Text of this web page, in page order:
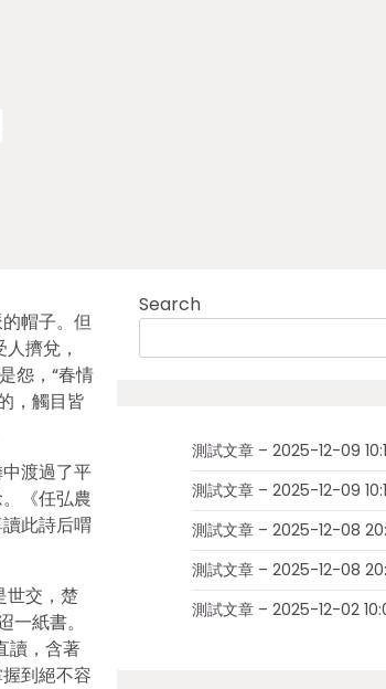
帽子。但
擠兌，
怨，“春情
，觸目皆
渡過了平
《任弘農
此詩后喟
世交，楚
紙書。
讀，含著
到絕不容
Search
測試文章 – 2025-12-09
測試文章 – 2025-12-09
測試文章 – 2025-12-08
測試文章 – 2025-12-08
測試文章 – 2025-12-02